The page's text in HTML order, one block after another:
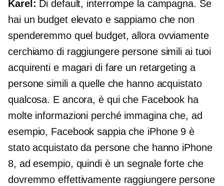
Karel: Di default, interrompe la campagna. Se
hai un budget elevato e sappiamo che non
spenderemmo quel budget, allora ovviamente
cerchiamo di raggiungere persone simili ai tuoi
acquirenti e magari di fare un retargeting a
persone simili a quelle che hanno acquistato
qualcosa. E ancora, è qui che Facebook ha
molte informazioni perché immagina che, ad
esempio, Facebook sappia che iPhone 9 è
stato acquistato da persone che hanno iPhone
8, ad esempio, quindi è un segnale forte che
dovremmo effettivamente raggiungere persone